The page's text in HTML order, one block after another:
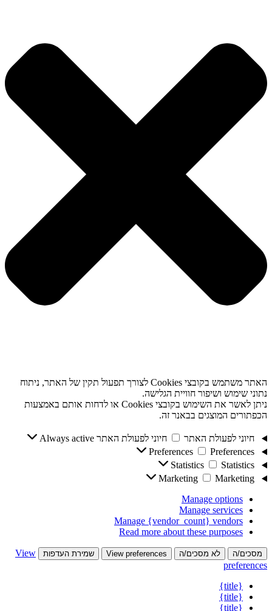
האתר משתמש בקובצי Cookies לצורך תפעול תקין של האתר, ניתוח
נתוני שימוש ושיפור חוויית הגלישה.
ניתן לאשר את השימוש בקובצי Cookies או לדחות אותם באמצעות
הכפתורים המוצגים בבאנר זה.
חיוני לפעולת האתר חיוני לפעולת האתר Always active
Preferences
Preferences
Statistics
Statistics
Marketing
Marketing
Manage options
Manage services
Manage {vendor_count} vendors
Read more about these purposes
מסכים/ה לא מסכים/ה View preferences שמירת העדפות
View
preferences
{title}
{title}
{title}